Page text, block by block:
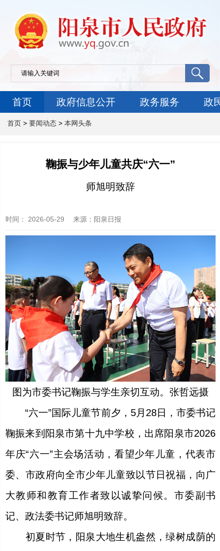
首页 政府信息公开 政务服务 政
首页 > 要闻动态 > 本网头条
鞠振与少年儿童共庆“六一”
师旭明致辞
时间： 2026-05-29 来源 ：阳泉日报
图为市委书记鞠振与学生亲切互动。张哲远摄
“六一”国际儿童节前夕，5月28日，市委书记
鞠振来到阳泉市第十九中学校，出席阳泉市2026
年庆“六一”主会场活动，看望少年儿童，代表市
委、市政府向全市少年儿童致以节日祝福，向广
大教师和教育工作者致以诚挚问候。市委副书
记、政法委书记师旭明致辞。
初夏时节，阳泉大地生机盎然，绿树成荫的